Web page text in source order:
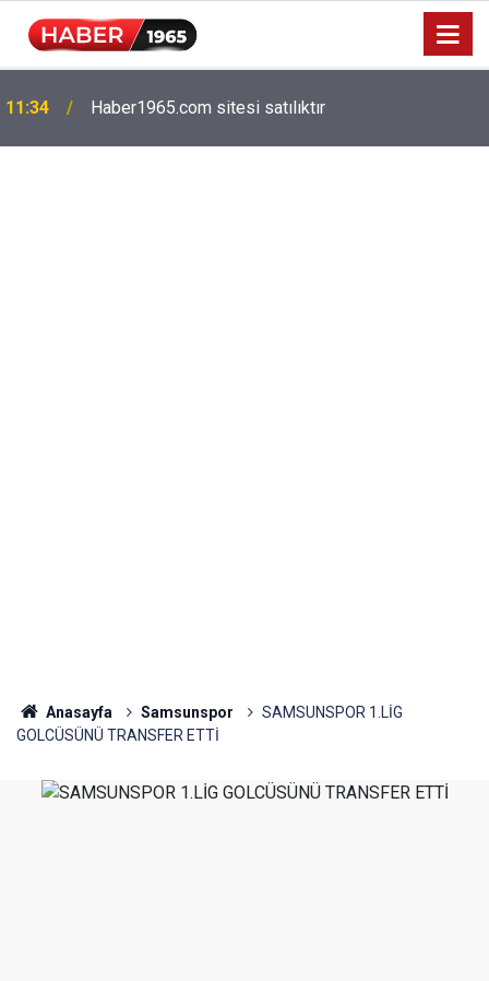
11:34 Haber1965.com sitesi satılıktır
15:52
hesaplarda
Anasayfa Samsunspor
SAMSUNSPOR 1.LİG
GOLCÜSÜNÜ TRANSFER ETTİ